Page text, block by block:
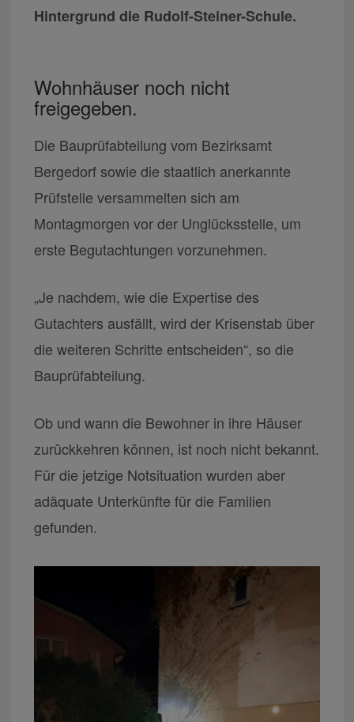
Hintergrund die Rudolf-Steiner-Schule.
Wohnhäuser noch nicht
freigegeben.
Die Bauprüfabteilung vom Bezirksamt
Bergedorf sowie die staatlich anerkannte
Prüfstelle versammelten sich am
Montagmorgen vor der Unglücksstelle, um
erste Begutachtungen vorzunehmen.
„Je nachdem, wie die Expertise des
Gutachters ausfällt, wird der Krisenstab über
die weiteren Schritte entscheiden“, so die
Bauprüfabteilung.
Ob und wann die Bewohner in ihre Häuser
zurückkehren können, ist noch nicht bekannt.
Für die jetzige Notsituation wurden aber
adäquate Unterkünfte für die Familien
gefunden.